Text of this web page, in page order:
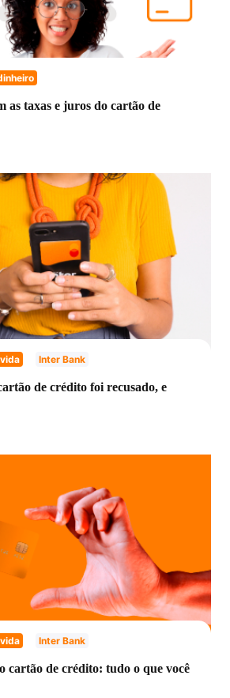
as taxas e juros do cartão de
Inter Bank
de crédito foi recusado, e
Inter Bank
cartão de crédito: tudo o que você